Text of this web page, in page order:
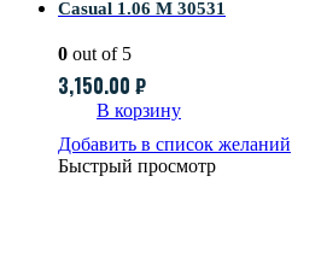
Casual 1.06 M 30531
0 out of 5
3,150.00 ₽
В корзину
Добавить в список желаний
Быстрый просмотр